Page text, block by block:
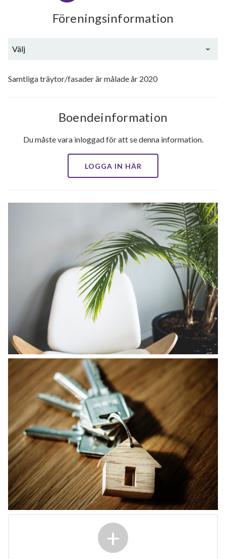
Föreningsinformation
Välj
Samtliga träytor/fasader är målade år 2020
Boendeinformation
Du måste vara inloggad för att se denna information.
LOGGA IN HÄR
+